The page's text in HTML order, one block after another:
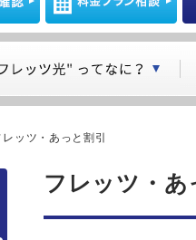
レッツ・あっと割引
フレッツ・あ